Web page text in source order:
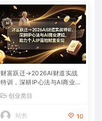
财富跃迁→2026AI财道实战
特训，深耕IP心法与AI商业逻
创业类目
站长 10